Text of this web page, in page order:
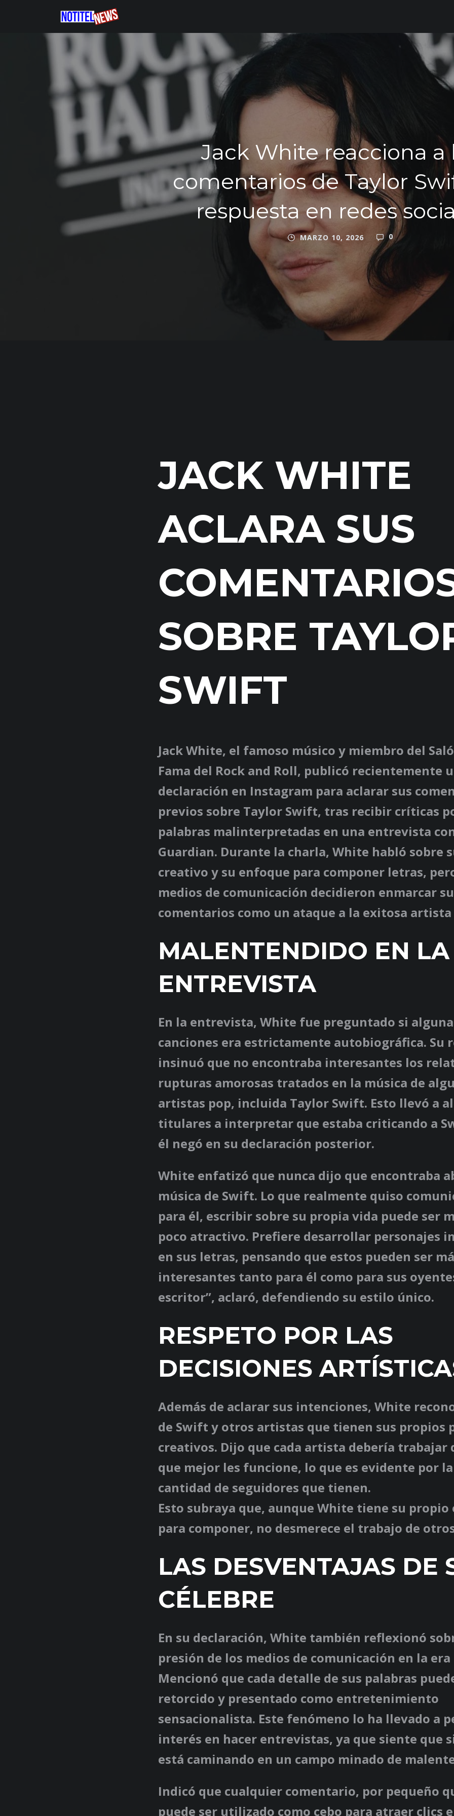
Jack White reacciona a
comentarios de Taylor
respuesta en redes
MARZO 10, 2026 0
JACK WHITE
ACLARA SUS
SOBRE
SWIFT
Jack White, el famoso músico y miembro del
Fama del Rock and Roll, publicó recientemente
declaración en Instagram para aclarar sus
previos sobre Taylor Swift, tras recibir críticas
palabras malinterpretadas en una entrevista
Guardian. Durante la charla, White habló sobre
creativo y su enfoque para componer letras,
medios de comunicación decidieron enmarcar
comentarios como un ataque a la exitosa artista
MALENTENDIDO EN LA
ENTREVISTA
En la entrevista, White fue preguntado si
canciones era estrictamente autobiográfica. Su
insinuó que no encontraba interesantes los
rupturas amorosas tratados en la música de
artistas pop, incluida Taylor Swift. Esto llevó a
titulares a interpretar que estaba criticando a
él negó en su declaración posterior.
White enfatizó que nunca dijo que encontraba
música de Swift. Lo que realmente quiso
para él, escribir sobre su propia vida puede ser
poco atractivo. Prefiere desarrollar personajes
en sus letras, pensando que estos pueden ser
interesantes tanto para él como para sus
escritor”, aclaró, defendiendo su estilo único.
RESPETO POR LAS
DECISIONES
Además de aclarar sus intenciones, White
de Swift y otros artistas que tienen sus propios
creativos. Dijo que cada artista debería trabajar
que mejor les funcione, lo que es evidente por
cantidad de seguidores que tienen.
Esto subraya que, aunque White tiene su
para componer, no desmerece el trabajo de
LAS DESVENTAJAS DE
CÉLEBRE
En su declaración, White también reflexionó
presión de los medios de comunicación en la
Mencionó que cada detalle de sus palabras
retorcido y presentado como entretenimiento
sensacionalista. Este fenómeno lo ha llevado a
interés en hacer entrevistas, ya que siente que
está caminando en un campo minado de
Indicó que cualquier comentario, por pequeño
puede ser utilizado como cebo para atraer clics e